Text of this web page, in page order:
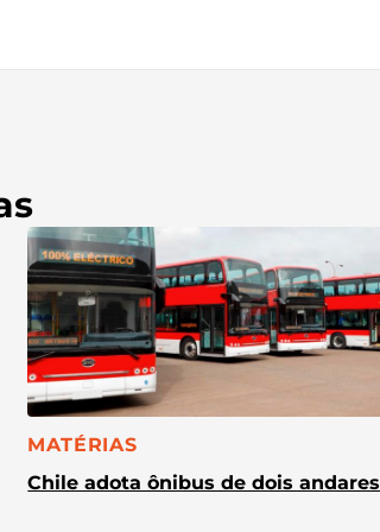
CATEGORIA:
MATÉRIAS
Chile adota ônibus de dois andares